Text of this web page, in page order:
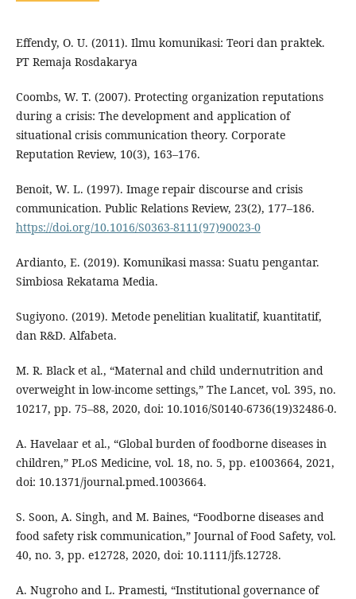
Effendy, O. U. (2011). Ilmu komunikasi: Teori dan praktek.
PT Remaja Rosdakarya
Coombs, W. T. (2007). Protecting organization reputations
during a crisis: The development and application of
situational crisis communication theory. Corporate
Reputation Review, 10(3), 163–176.
Benoit, W. L. (1997). Image repair discourse and crisis
communication. Public Relations Review, 23(2), 177–186.
https://doi.org/10.1016/S0363-8111(97)90023-0
Ardianto, E. (2019). Komunikasi massa: Suatu pengantar.
Simbiosa Rekatama Media.
Sugiyono. (2019). Metode penelitian kualitatif, kuantitatif,
dan R&D. Alfabeta.
M. R. Black et al., “Maternal and child undernutrition and
overweight in low-income settings,” The Lancet, vol. 395, no.
10217, pp. 75–88, 2020, doi: 10.1016/S0140-6736(19)32486-0.
A. Havelaar et al., “Global burden of foodborne diseases in
children,” PLoS Medicine, vol. 18, no. 5, pp. e1003664, 2021,
doi: 10.1371/journal.pmed.1003664.
S. Soon, A. Singh, and M. Baines, “Foodborne diseases and
food safety risk communication,” Journal of Food Safety, vol.
40, no. 3, pp. e12728, 2020, doi: 10.1111/jfs.12728.
A. Nugroho and L. Pramesti, “Institutional governance of